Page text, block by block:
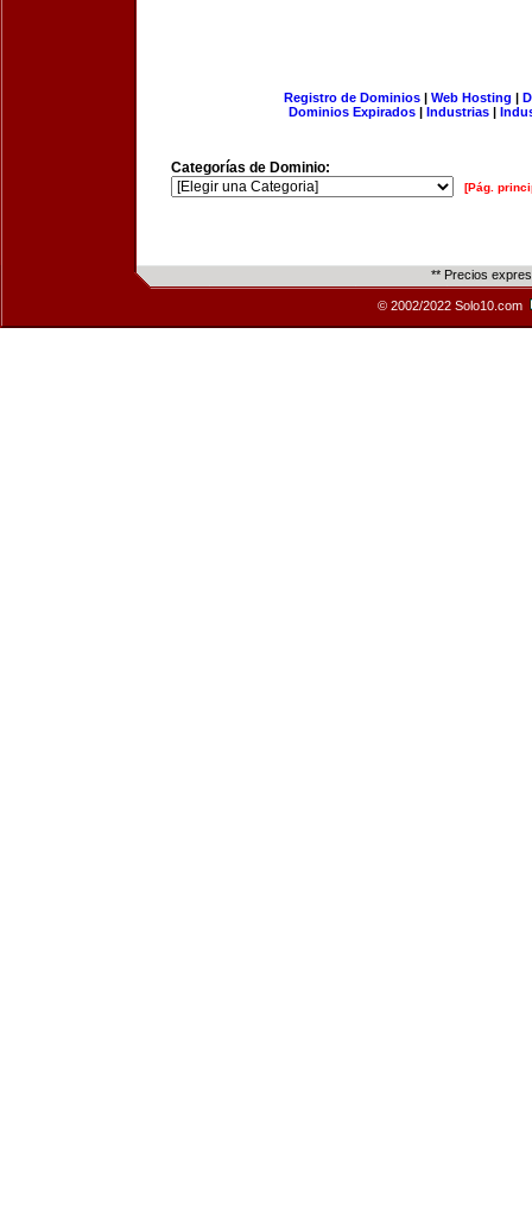
Registro de Dominios| Web Hosting |
Dominios Expirados | Industrias |
Categorías de Dominio:
[Pág.
** Precios
© 2002/2022 Solo10.com